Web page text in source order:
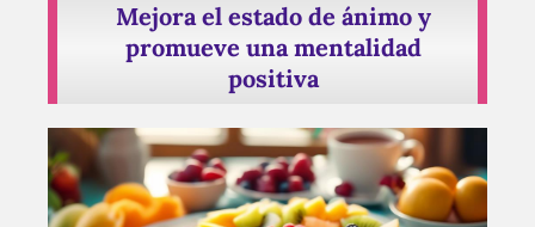
Mejora el estado de ánimo y
promueve una mentalidad
positiva